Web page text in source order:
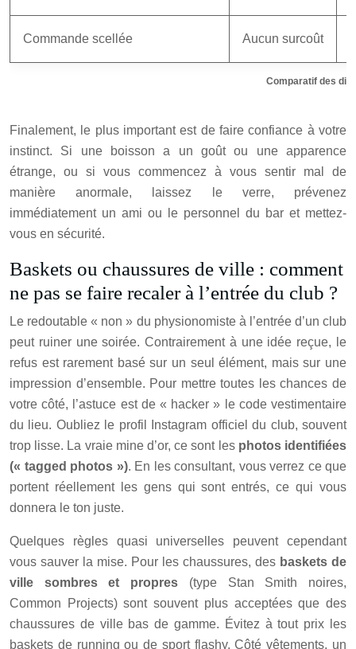
Comparatif des
Commande scellée Aucun surcoût
Finalement, le plus important est de faire confiance à votre
instinct. Si une boisson a un goût ou une apparence
étrange, ou si vous commencez à vous sentir mal de
manière anormale, laissez le verre, prévenez
immédiatement un ami ou le personnel du bar et mettez-
vous en sécurité.
Baskets ou chaussures de ville : comment
ne pas se faire recaler à l’entrée du club ?
Le redoutable « non » du physionomiste à l’entrée d’un club
peut ruiner une soirée. Contrairement à une idée reçue, le
refus est rarement basé sur un seul élément, mais sur une
impression d’ensemble. Pour mettre toutes les chances de
votre côté, l’astuce est de « hacker » le code vestimentaire
du lieu. Oubliez le profil Instagram officiel du club, souvent
trop lisse. La vraie mine d’or, ce sont les photos identifiées
(« tagged photos »). En les consultant, vous verrez ce que
portent réellement les gens qui sont entrés, ce qui vous
donnera le ton juste.
Quelques règles quasi universelles peuvent cependant
vous sauver la mise. Pour les chaussures, des baskets de
ville sombres et propres (type Stan Smith noires,
Common Projects) sont souvent plus acceptées que des
chaussures de ville bas de gamme. Évitez à tout prix les
baskets de running ou de sport flashy. Côté vêtements, un